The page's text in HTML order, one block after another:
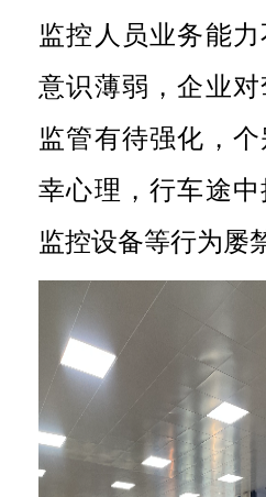
监控人员业务能
意识薄弱，企业
监管有待强化，
幸心理，行车途
监控设备等行为屡